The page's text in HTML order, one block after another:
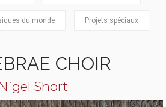
du monde Projets spéciaux
CHOIR
Short